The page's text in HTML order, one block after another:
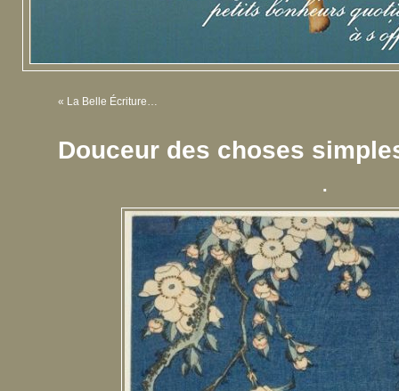
« La Belle Écriture…
Douceur des choses
.